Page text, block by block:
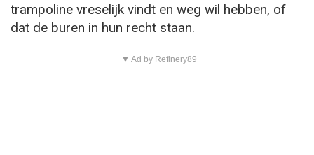
trampoline vreselijk vindt en weg wil hebben, of
dat de buren in hun recht staan.
▼ Ad by Refinery89